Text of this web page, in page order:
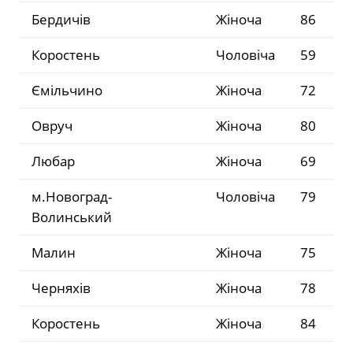
Бердичів
Жіноча
86
Коростень
Чоловіча
59
Ємільчино
Жіноча
72
Овруч
Жіноча
80
Любар
Жіноча
69
м.Новоград-
Волинський
Чоловіча 79
Малин Жіноча
75
Черняхів
Жіноча
78
Коростень
Жіноча 84